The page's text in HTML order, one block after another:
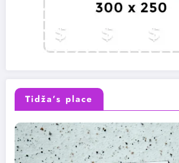
Tidža’s place